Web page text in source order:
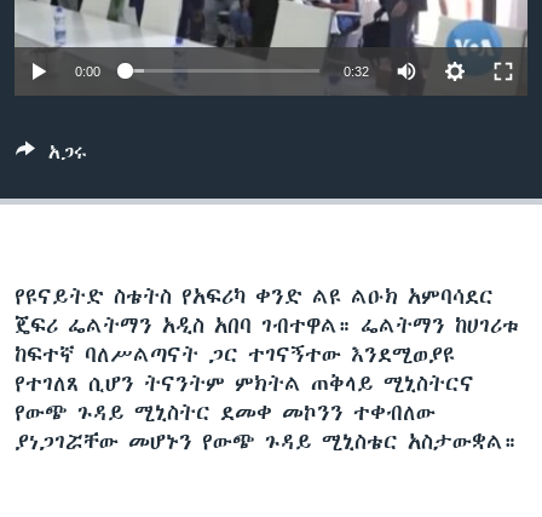
0:00 0:32
አጋሩ
የዩናይትድ ስቴትስ የአፍሪካ ቀንድ ልዩ ልዑክ አምባሳደር
ጄፍሪ ፌልትማን አዲስ አበባ ገብተዋል። ፌልትማን ከሀገሪቱ
ከፍተኛ ባለሥልጣናት ጋር ተገናኝተው እንደሚወያዩ
የተገለጸ ሲሆን ትናንትም ምክትል ጠቅላይ ሚኒስትርና
የውጭ ጉዳይ ሚኒስትር ደመቀ መኮንን ተቀብለው
ያነጋገሯቸው መሆኑን የውጭ ጉዳይ ሚኒስቴር አስታውቋል።